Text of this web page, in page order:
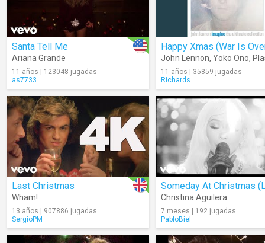
Santa Tell Me
Ariana Grande
11 años | 123048 jugadas
as7733
Happy Xmas (War Is
John Lennon, Yoko Ono,
11 años | 35859 jugadas
Richards
Last Christmas
Wham!
13 años | 907886 jugadas
SergioPM
Christina Aguilera
7 meses | 192 jugadas
PabloBiel